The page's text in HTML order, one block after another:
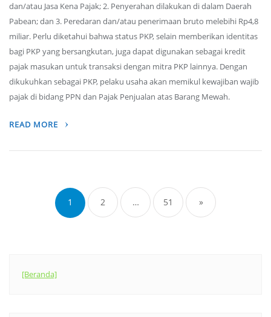
dan/atau Jasa Kena Pajak; 2. Penyerahan dilakukan di dalam Daerah
Pabean; dan 3. Peredaran dan/atau penerimaan bruto melebihi Rp4,8
miliar. Perlu diketahui bahwa status PKP, selain memberikan identitas
bagi PKP yang bersangkutan, juga dapat digunakan sebagai kredit
pajak masukan untuk transaksi dengan mitra PKP lainnya. Dengan
dikukuhkan sebagai PKP, pelaku usaha akan memikul kewajiban wajib
pajak di bidang PPN dan Pajak Penjualan atas Barang Mewah.
READ MORE
navigation
1 2 … 51 »
[Beranda]